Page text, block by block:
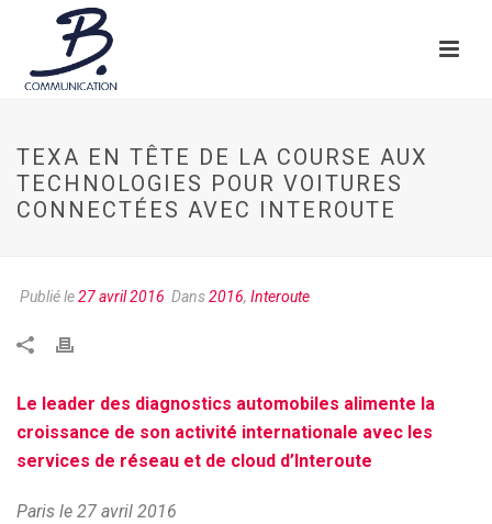
TEXA EN TÊTE DE LA COURSE AUX
TECHNOLOGIES POUR VOITURES
CONNECTÉES AVEC INTEROUTE
Publié le27 avril 2016 Dans2016, Interoute
Le leader des diagnostics automobiles alimente la
croissance de son activité internationale avec les
services de réseau et de cloud d’Interoute
Paris le 27 avril 2016